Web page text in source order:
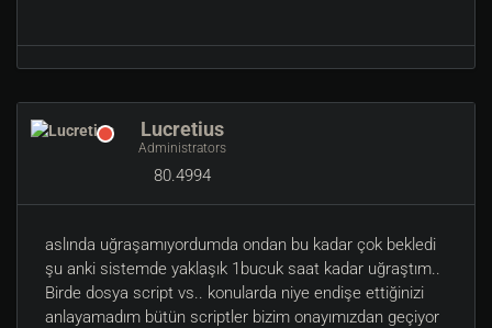
Lucretius
Administrators
80.4994
aslında uğraşamıyordumda ondan bu kadar çok bekledi
şu anki sistemde yaklaşık 1bucuk saat kadar uğraştım..
Birde dosya script vs.. konularda niye endişe ettiğinizi
anlayamadım bütün scriptler bizim onayımızdan geçiyor